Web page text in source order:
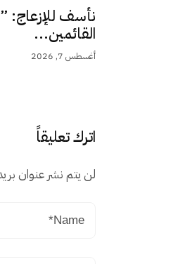
نأسف للإزعاج:
القائمين...
أغسطس 7, 2026
اترك تعليقاً
لن يتم نشر عنوان